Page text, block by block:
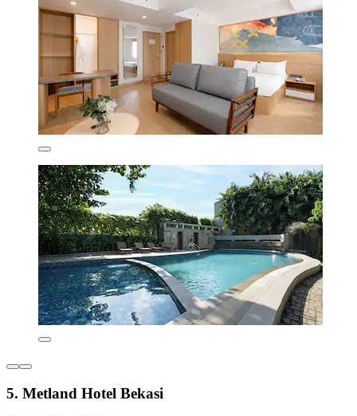
5. Metland Hotel Bekasi